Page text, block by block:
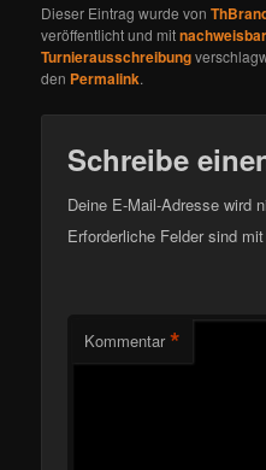
Dieser Eintrag wurde von
veröffentlicht und mit
Turnierausschreibung
den Permalink.
Schreibe
Deine E-Mail-Adresse wird
Erforderliche Felder sind
Kommentar *